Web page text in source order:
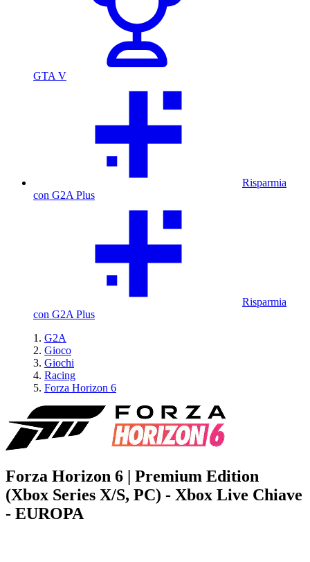
GTA V
Risparmia
con G2A Plus
Risparmia
con G2A Plus
G2A
Gioco
Giochi
Racing
Forza Horizon 6
Forza Horizon 6 | Premium Edition
(Xbox Series X/S, PC) - Xbox Live Chiave
- EUROPA